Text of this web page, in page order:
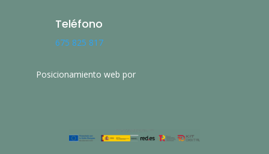
Teléfono
675 825 817
Posicionamiento web por